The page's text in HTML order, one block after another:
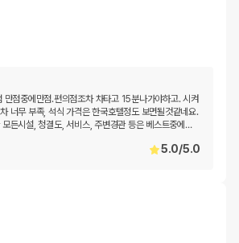
만점중에만점.편의점조차 차타고 15분나가야하고. 시켜
너무 부족, 석식 가격은 한국호텔정도 보면될것같네요.
든시설, 청결도, 서비스, 주변경관 등은 베스트중에 …
5.0/5.0